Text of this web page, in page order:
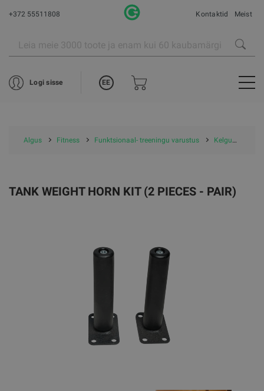
+372 55511808 Kontaktid Meist
Logi sisse EE
Algus Fitness Funktsionaal- treeningu varustus Kelgud
TANK WEIGHT HORN KIT (2 PIECES - PAIR)